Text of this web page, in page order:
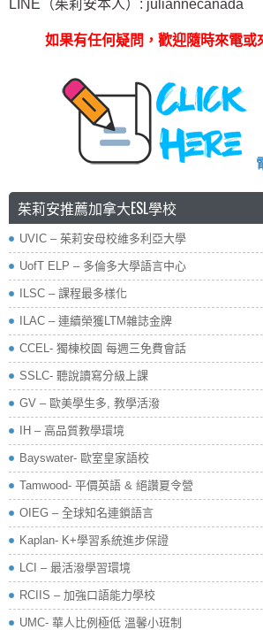
LINE（茱莉安本人）: juliannecanada
如果有任何疑問，歡迎隨時來電或
茱莉安推薦加拿大ESL學校
UVIC – 茱莉安母校維多利亞大學
UofT ELP – 多倫多大學語言中心
ILSC – 課程最多樣化
ILAC – 連續榮獲LTM雜誌金牌
CCEL- 獨棟校園 每週三免費會話
SSLC- 聽說讀寫分級上課
GV – 歐美學生多, 教學活潑
IH – 高品質教學環境
Bayswater- 歐室皇家語校
Tamwood- 平價英語 & 絕讚夏令營
OIEG – 全球知名連鎖語言
Kaplan- K+學習系統進步保證
LCI – 最活潑學習環境
RCIIS – 加強口語能力學校
UMC- 華人比例極低 溫馨小班制